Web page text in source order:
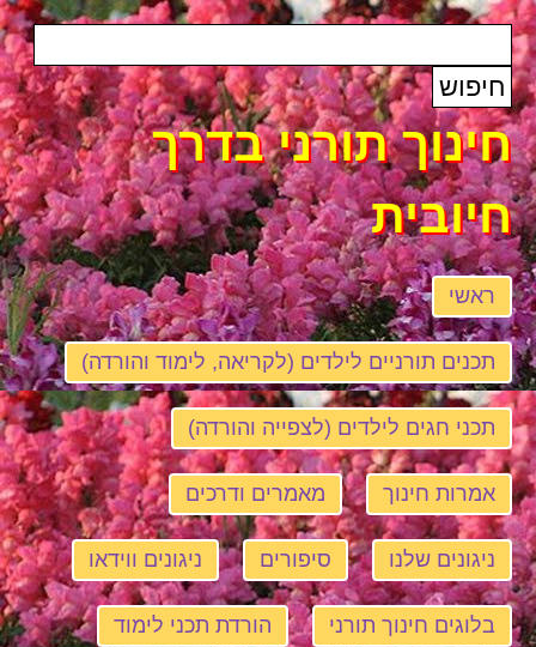
חינוך תורני בדרך
חיובית
ראשי
תכנים תורניים לילדים (לקריאה, לימוד והורדה)
תכני חגים לילדים (לצפייה והורדה)
אמרות חינוך מאמרים ודרכים
ניגונים שלנו סיפורים ניגונים ווידאו
בלוגים חינוך תורני הורדת תכני לימוד